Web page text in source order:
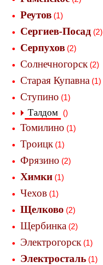
Реутов(1)
Сергиев-Посад(2)
Серпухов(2)
Солнечногорск(2)
Старая Купавна(1)
Ступино (1)
Талдом ()
Томилино (1)
Троицк(1)
Фрязино (2)
Химки(1)
Чехов(1)
Щелково (2)
Щербинка(2)
Электрогорск(1)
Электросталь(1)